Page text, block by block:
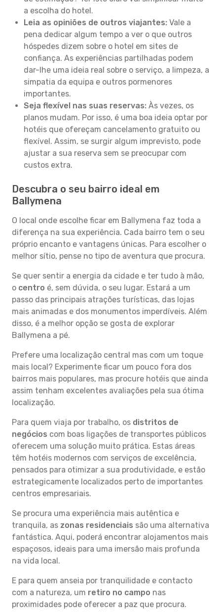
a escolha do hotel.
Leia as opiniões de outros viajantes: Vale a
pena dedicar algum tempo a ver o que outros
hóspedes dizem sobre o hotel em sites de
confiança. As experiências partilhadas podem
dar-lhe uma ideia real sobre o serviço, a limpeza, a
simpatia da equipa e outros pormenores
importantes.
Seja flexível nas suas reservas: Às vezes, os
planos mudam. Por isso, é uma boa ideia optar por
hotéis que ofereçam cancelamento gratuito ou
flexível. Assim, se surgir algum imprevisto, pode
ajustar a sua reserva sem se preocupar com
custos extra.
Descubra o seu bairro ideal em
Ballymena
O local onde escolhe ficar em Ballymena faz toda a
diferença na sua experiência. Cada bairro tem o seu
próprio encanto e vantagens únicas. Para escolher o
melhor sítio, pense no tipo de aventura que procura.
Se quer sentir a energia da cidade e ter tudo à mão,
o centro é, sem dúvida, o seu lugar. Estará a um
passo das principais atrações turísticas, das lojas
mais animadas e dos monumentos imperdíveis. Além
disso, é a melhor opção se gosta de explorar
Ballymena a pé.
Prefere uma localização central mas com um toque
mais local? Experimente ficar um pouco fora dos
bairros mais populares, mas procure hotéis que ainda
assim tenham excelentes avaliações pela sua ótima
localização.
Para quem viaja por trabalho, os distritos de
negócios com boas ligações de transportes públicos
oferecem uma solução muito prática. Estas áreas
têm hotéis modernos com serviços de excelência,
pensados para otimizar a sua produtividade, e estão
estrategicamente localizados perto de importantes
centros empresariais.
Se procura uma experiência mais autêntica e
tranquila, as zonas residenciais são uma alternativa
fantástica. Aqui, poderá encontrar alojamentos mais
espaçosos, ideais para uma imersão mais profunda
na vida local.
E para quem anseia por tranquilidade e contacto
com a natureza, um retiro no campo nas
proximidades pode oferecer a paz que procura.